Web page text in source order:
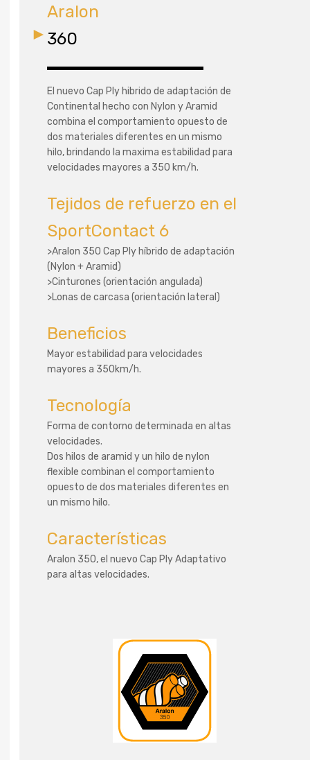
Aralon
360
El nuevo Cap Ply hibrido de adaptación de
Continental hecho con Nylon y Aramid
combina el comportamiento opuesto de
dos materiales diferentes en un mismo
hilo, brindando la maxima estabilidad para
velocidades mayores a 350 km/h.
Tejidos de refuerzo en el
SportContact 6
>Aralon 350 Cap Ply híbrido de adaptación
(Nylon + Aramid)
>Cinturones (orientación angulada)
>Lonas de carcasa (orientación lateral)
Beneficios
Mayor estabilidad para velocidades
mayores a 350km/h.
Tecnología
Forma de contorno determinada en altas
velocidades.
Dos hilos de aramid y un hilo de nylon
flexible combinan el comportamiento
opuesto de dos materiales diferentes en
un mismo hilo.
Características
Aralon 350, el nuevo Cap Ply Adaptativo
para altas velocidades.